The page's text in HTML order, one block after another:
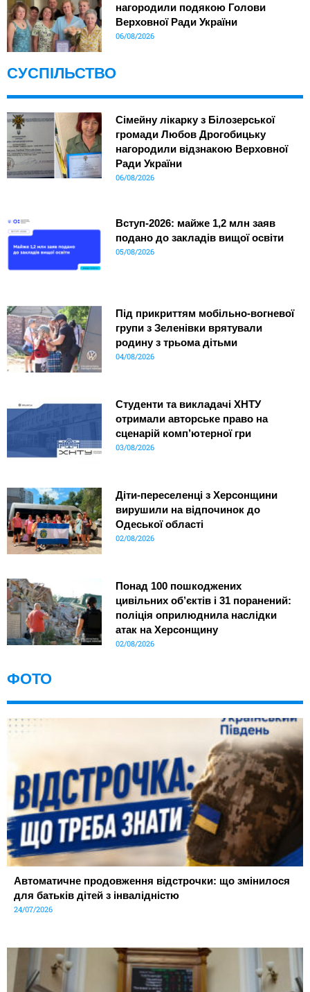
нагородили подякою Голови
Верховної Ради України
06/08/2026
СУСПІЛЬСТВО
Сімейну лікарку з Білозерської
громади Любов Дрогобицьку
нагородили відзнакою Верховної
Ради України
06/08/2026
Вступ-2026: майже 1,2 млн заяв
подано до закладів вищої освіти
05/08/2026
Під прикриттям мобільно-вогневої
групи з Зеленівки врятували
родину з трьома дітьми
04/08/2026
Студенти та викладачі ХНТУ
отримали авторське право на
сценарій комп’ютерної гри
03/08/2026
Діти-переселенці з Херсонщини
вирушили на відпочинок до
Одеської області
02/08/2026
Понад 100 пошкоджених
цивільних об’єктів і 31 поранений:
поліція оприлюднила наслідки
атак на Херсонщину
02/08/2026
ФОТО
Автоматичне продовження відстрочки: що змінилося
для батьків дітей з інвалідністю
24/07/2026